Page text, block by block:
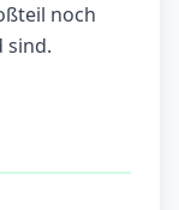
noch
sind.